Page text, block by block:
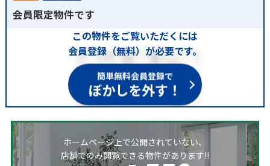
会員限定物件です
この物件をご覧いただくには
会員登録（無料）が必要です。
簡単無料会員登録で
ぼかしを外す！
ホームページ上で公開されていない、
店舗でのみ閲覧できる物件があります!!